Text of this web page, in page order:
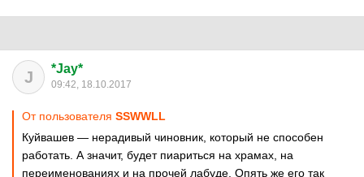
J *Jay*
09:42, 18.10.2017
От пользователя SSWWLL
Куйвашев — нерадивый чиновник, который не способен
работать. А значит, будет пиариться на храмах, на
переименованиях и на прочей лабуде. Опять же его так